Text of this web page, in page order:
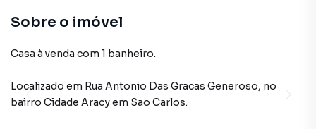
Sobre o imóvel
Casa à venda com 1 banheiro.
Localizado em Rua Antonio Das Gracas Generoso, no
bairro Cidade Aracyem Sao Carlos.